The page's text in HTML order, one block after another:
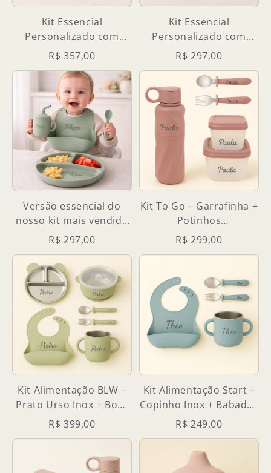
Kit Essencial
Personalizado com
Nome Aço Inox +
R$ 357,00
Kit Essencial
Personalizado com
Nome Aço Inox +
R$ 297,00
Versão essencial do
nosso kit mais vendido
— perfeita para
R$ 297,00
Kit To Go – Garrafinha +
Potinhos
Personalizados
R$ 299,00
Kit Alimentação BLW –
Prato Urso Inox + Bowl
+ Copo
R$ 399,00
Kit Alimentação Start –
Copinho Inox + Babador
+ Talheres
R$ 249,00